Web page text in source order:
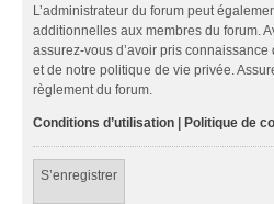
L’administrateur du forum peut
additionnelles aux membres du forum.
assurez-vous d’avoir pris connaissance
et de notre politique de vie privée.
règlement du forum.
Conditions d’utilisation | Politique de
S’enregistrer